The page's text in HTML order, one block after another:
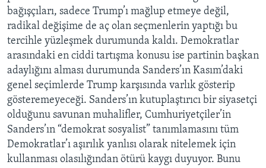
bağışçıları, sadece Trump’ı mağlup etmeye değil,
radikal değişime de aç olan seçmenlerin yaptığı bu
tercihle yüzleşmek durumunda kaldı. Demokratlar
arasındaki en ciddi tartışma konusu ise partinin başkan
adaylığını alması durumunda Sanders’ın Kasım’daki
genel seçimlerde Trump karşısında varlık gösterip
gösteremeyeceği. Sanders’ın kutuplaştırıcı bir siyasetçi
olduğunu savunan muhalifler, Cumhuriyetçiler’in
Sanders’ın “demokrat sosyalist” tanımlamasını tüm
Demokratlar’ı aşırılık yanlısı olarak nitelemek için
kullanması olasılığından ötürü kaygı duyuyor. Bunu